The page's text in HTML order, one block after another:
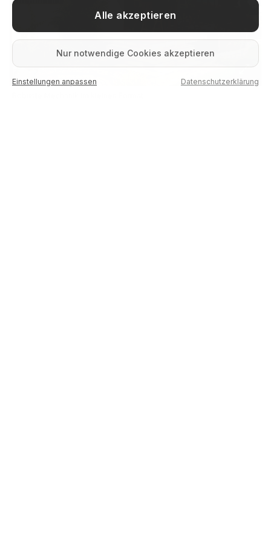
Alle akzeptieren
Nur notwendige Cookies akzeptieren
Einstellungen anpassen Datenschutzerklärung